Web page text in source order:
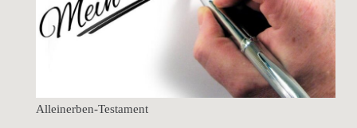
Alleinerben-Testament